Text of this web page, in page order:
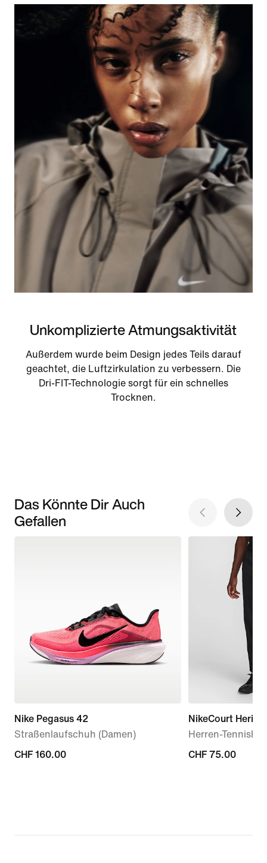
Unkomplizierte Atmungsaktivität
Außerdem wurde beim Design jedes Teils darauf
geachtet, die Luftzirkulation zu verbessern. Die
Dri-FIT-Technologie sorgt für ein schnelles
Trocknen.
Das Könnte Dir Auch
Gefallen
Nike Pegasus 42
Straßenlaufschuh (Damen)
CHF 160.00
CHF 160.00
NikeCourt
Herren-
CHF 75.00
CHF 75.00